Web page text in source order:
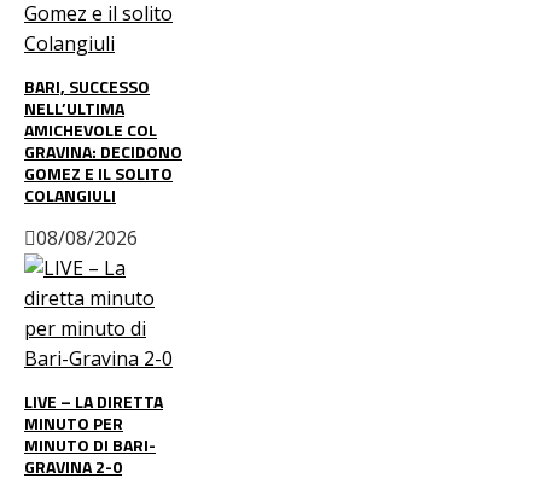
BARI, SUCCESSO
NELL’ULTIMA
AMICHEVOLE COL
GRAVINA: DECIDONO
GOMEZ E IL SOLITO
COLANGIULI
08/08/2026
LIVE – LA DIRETTA
MINUTO PER
MINUTO DI BARI-
GRAVINA 2-0